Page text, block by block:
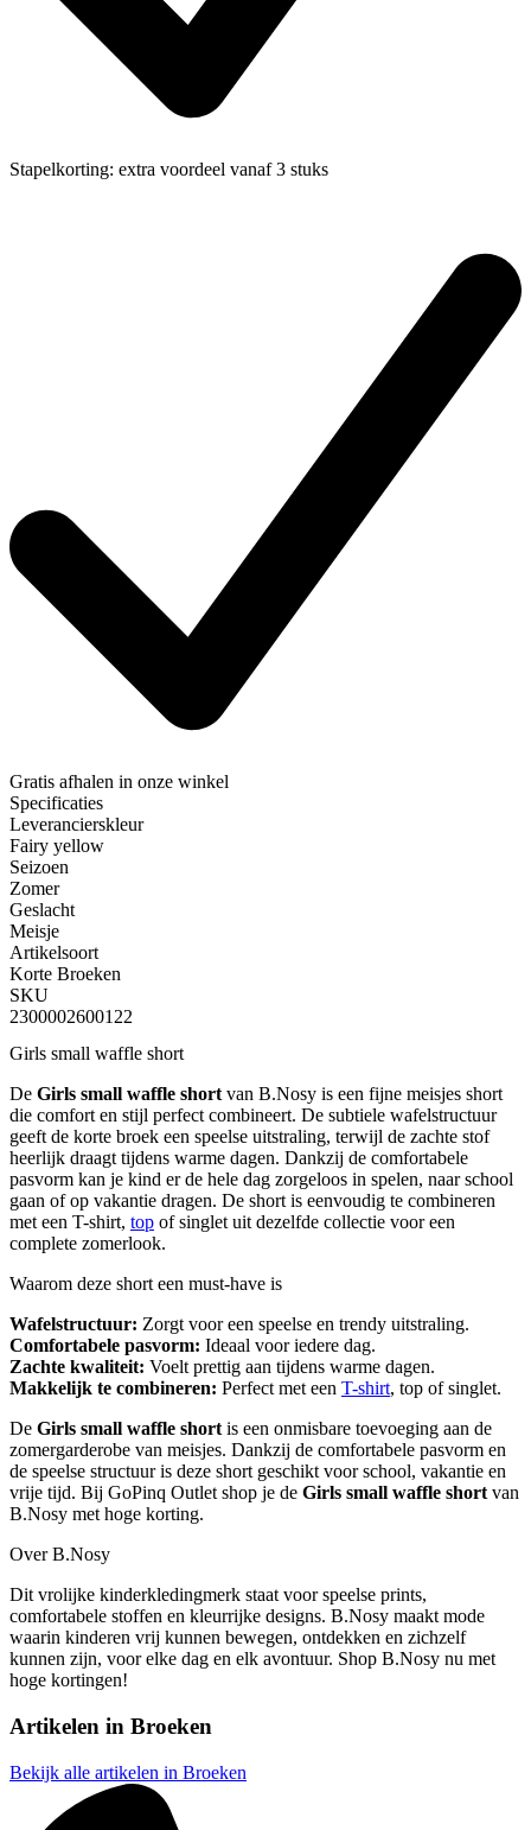
Stapelkorting: extra voordeel vanaf 3 stuks
Gratis afhalen in onze winkel
Specificaties
Leverancierskleur
Fairy yellow
Seizoen
Zomer
Geslacht
Meisje
Artikelsoort
Korte Broeken
SKU
2300002600122
Girls small waffle short
De Girls small waffle short van B.Nosy is een fijne meisjes short
die comfort en stijl perfect combineert. De subtiele wafelstructuur
geeft de korte broek een speelse uitstraling, terwijl de zachte stof
heerlijk draagt tijdens warme dagen. Dankzij de comfortabele
pasvorm kan je kind er de hele dag zorgeloos in spelen, naar school
gaan of op vakantie dragen. De short is eenvoudig te combineren
met een T-shirt, top of singlet uit dezelfde collectie voor een
complete zomerlook.
Waarom deze short een must-have is
Wafelstructuur: Zorgt voor een speelse en trendy uitstraling.
Comfortabele pasvorm: Ideaal voor iedere dag.
Zachte kwaliteit: Voelt prettig aan tijdens warme dagen.
Makkelijk te combineren: Perfect met een T-shirt, top of singlet.
De Girls small waffle short is een onmisbare toevoeging aan de
zomergarderobe van meisjes. Dankzij de comfortabele pasvorm en
de speelse structuur is deze short geschikt voor school, vakantie en
vrije tijd. Bij GoPinq Outlet shop je de Girls small waffle short van
B.Nosy met hoge korting.
Over B.Nosy
Dit vrolijke kinderkledingmerk staat voor speelse prints,
comfortabele stoffen en kleurrijke designs. B.Nosy maakt mode
waarin kinderen vrij kunnen bewegen, ontdekken en zichzelf
kunnen zijn, voor elke dag en elk avontuur. Shop B.Nosy nu met
hoge kortingen!
Artikelen in Broeken
Bekijk alle artikelen in Broeken